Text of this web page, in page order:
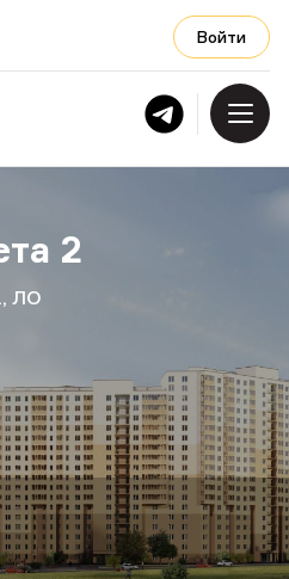
Войти
2
ЛО
Войти
968 480-83-64